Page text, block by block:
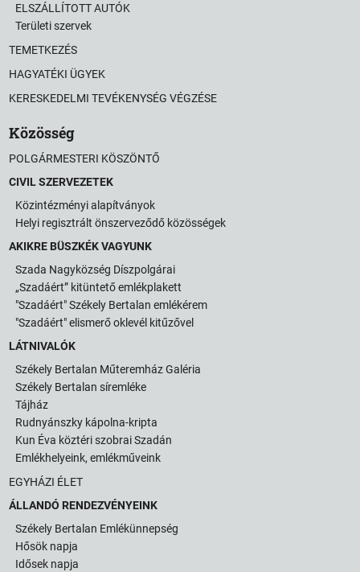
ELSZÁLLÍTOTT AUTÓK
Területi szervek
TEMETKEZÉS
HAGYATÉKI ÜGYEK
KERESKEDELMI TEVÉKENYSÉG VÉGZÉSE
Közösség
POLGÁRMESTERI KÖSZÖNTŐ
CIVIL SZERVEZETEK
Közintézményi alapítványok
Helyi regisztrált önszerveződő közösségek
AKIKRE BÜSZKÉK VAGYUNK
Szada Nagyközség Díszpolgárai
„Szadáért” kitüntető emlékplakett
"Szadáért" Székely Bertalan emlékérem
"Szadáért" elismerő oklevél kitűzővel
LÁTNIVALÓK
Székely Bertalan Műteremház Galéria
Székely Bertalan síremléke
Tájház
Rudnyánszky kápolna-kripta
Kun Éva köztéri szobrai Szadán
Emlékhelyeink, emlékműveink
EGYHÁZI ÉLET
ÁLLANDÓ RENDEZVÉNYEINK
Székely Bertalan Emlékünnepség
Hősök napja
Idősek napja